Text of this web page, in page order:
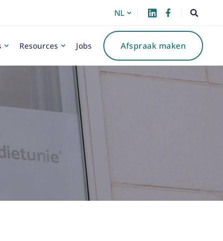
NL   
Resources Jobs Afspraak maken